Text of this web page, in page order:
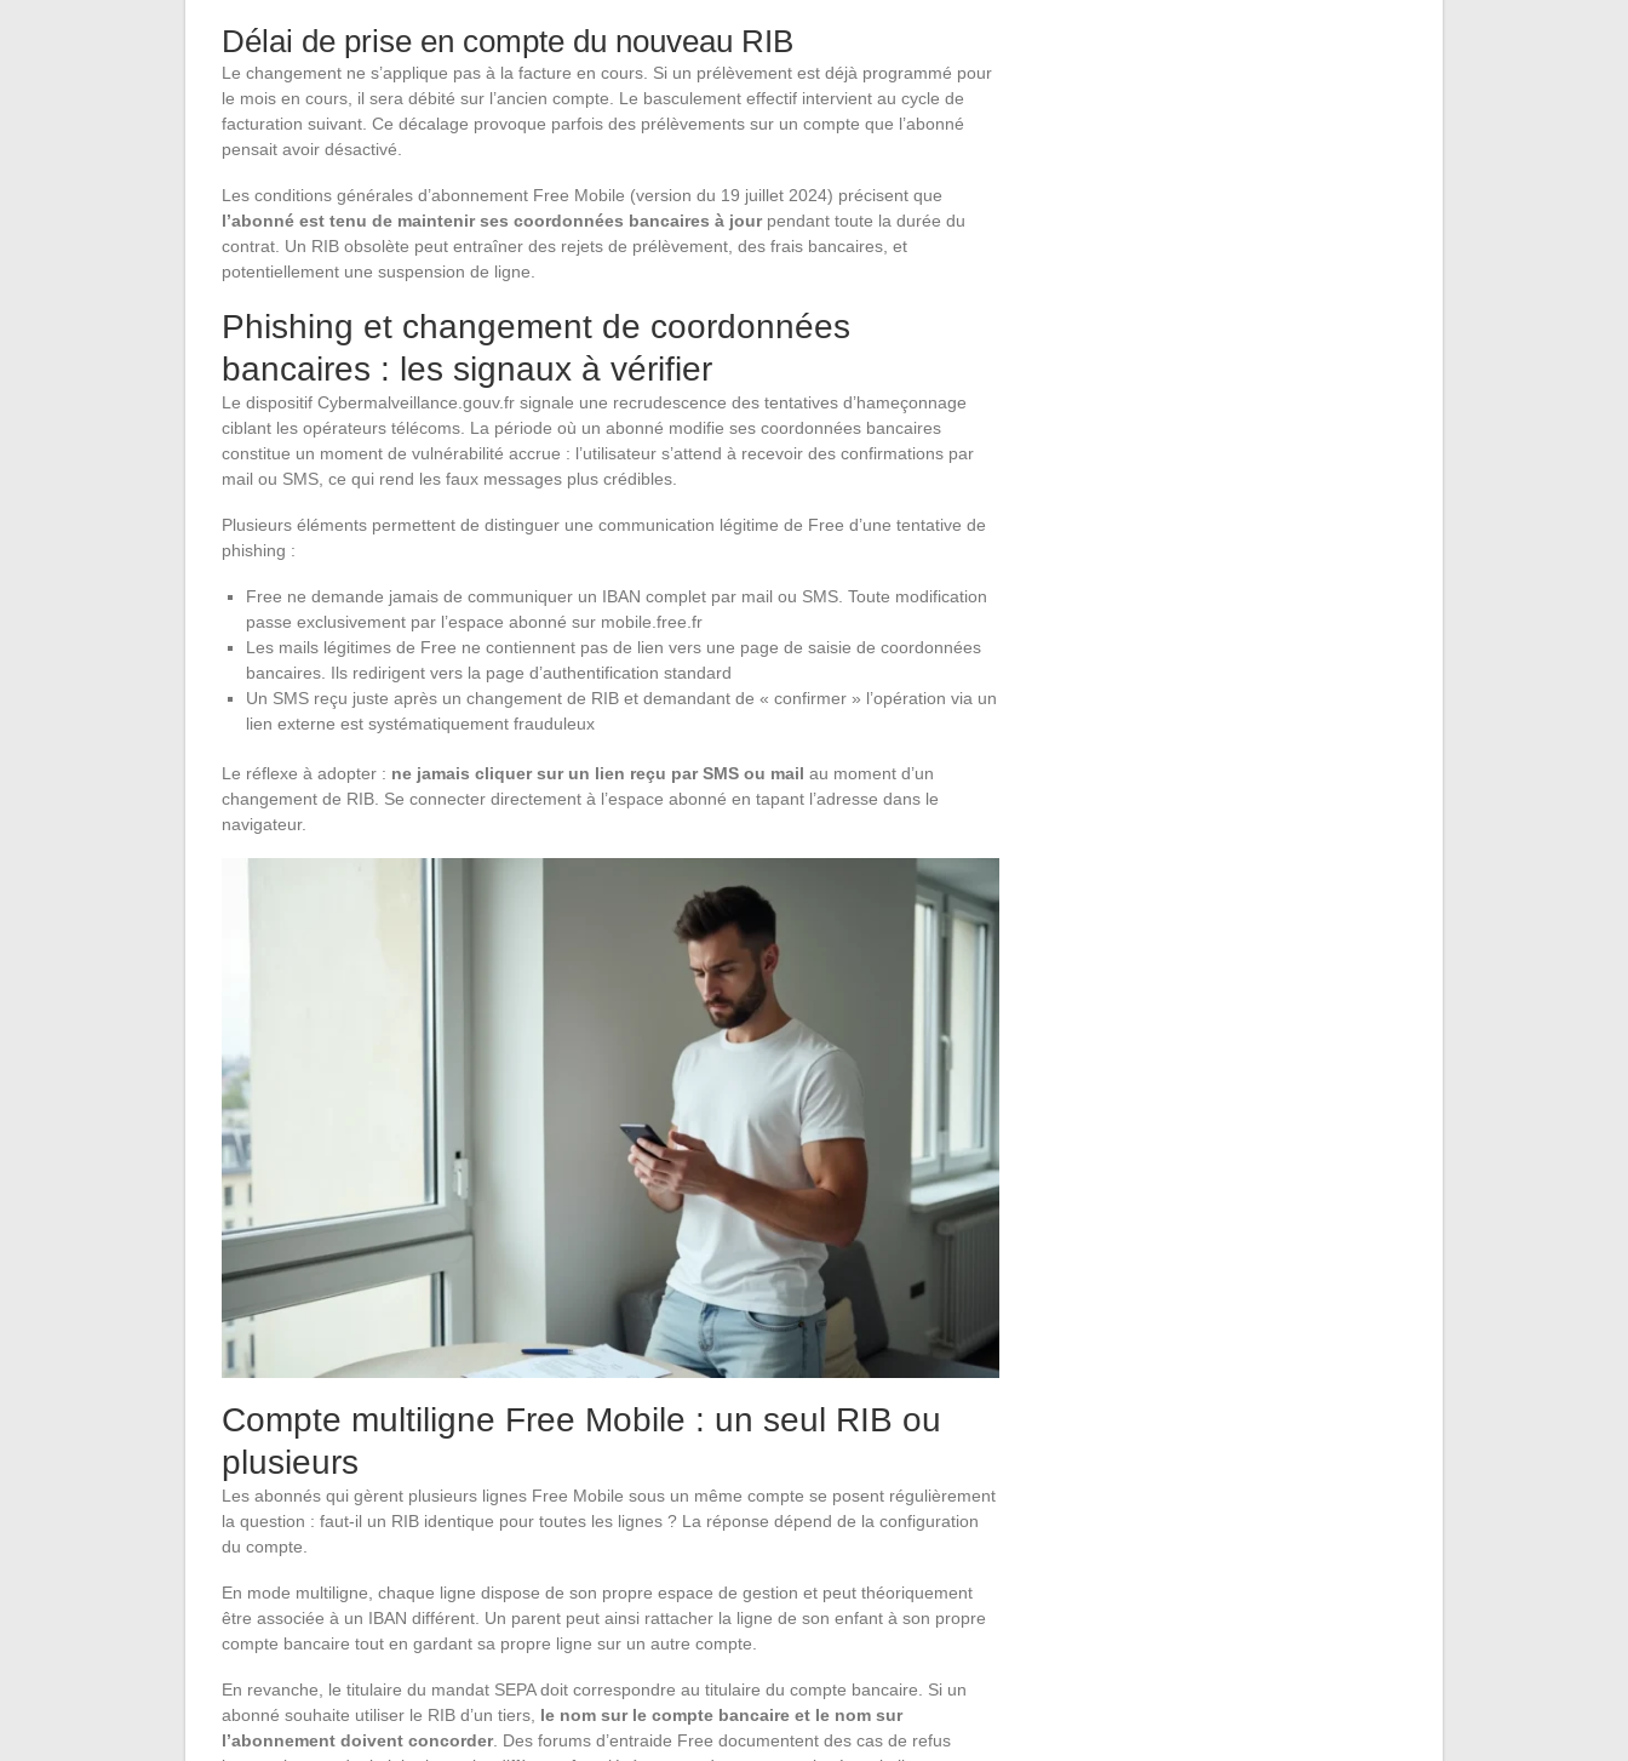
Délai de prise en compte du nouveau RIB
Le changement ne s’applique pas à la facture en cours. Si un prélèvement est déjà programmé pour
le mois en cours, il sera débité sur l’ancien compte. Le basculement effectif intervient au cycle de
facturation suivant. Ce décalage provoque parfois des prélèvements sur un compte que l’abonné
pensait avoir désactivé.
Les conditions générales d’abonnement Free Mobile (version du 19 juillet 2024) précisent que
l’abonné est tenu de maintenir ses coordonnées bancaires à jourpendant toute la durée du
contrat. Un RIB obsolète peut entraîner des rejets de prélèvement, des frais bancaires, et
potentiellement une suspension de ligne.
Phishing et changement de coordonnées
bancaires : les signaux à vérifier
Le dispositif Cybermalveillance.gouv.fr signale une recrudescence des tentatives d’hameçonnage
ciblant les opérateurs télécoms. La période où un abonné modifie ses coordonnées bancaires
constitue un moment de vulnérabilité accrue : l’utilisateur s’attend à recevoir des confirmations par
mail ou SMS, ce qui rend les faux messages plus crédibles.
Plusieurs éléments permettent de distinguer une communication légitime de Free d’une tentative de
phishing :
Free ne demande jamais de communiquer un IBAN complet par mail ou SMS. Toute modification
passe exclusivement par l’espace abonné sur mobile.free.fr
Les mails légitimes de Free ne contiennent pas de lien vers une page de saisie de coordonnées
bancaires. Ils redirigent vers la page d’authentification standard
Un SMS reçu juste après un changement de RIB et demandant de « confirmer » l’opération via un
lien externe est systématiquement frauduleux
Le réflexe à adopter : ne jamais cliquer sur un lien reçu par SMS ou mail au moment d’un
changement de RIB. Se connecter directement à l’espace abonné en tapant l’adresse dans le
navigateur.
Compte multiligne Free Mobile : un seul RIB ou
plusieurs
Les abonnés qui gèrent plusieurs lignes Free Mobile sous un même compte se posent régulièrement
la question : faut-il un RIB identique pour toutes les lignes ? La réponse dépend de la configuration
du compte.
En mode multiligne, chaque ligne dispose de son propre espace de gestion et peut théoriquement
être associée à un IBAN différent. Un parent peut ainsi rattacher la ligne de son enfant à son propre
compte bancaire tout en gardant sa propre ligne sur un autre compte.
En revanche, le titulaire du mandat SEPA doit correspondre au titulaire du compte bancaire. Si un
abonné souhaite utiliser le RIB d’un tiers, le nom sur le compte bancaire et le nom sur
l’abonnement doivent concorder. Des forums d’entraide Free documentent des cas de refus